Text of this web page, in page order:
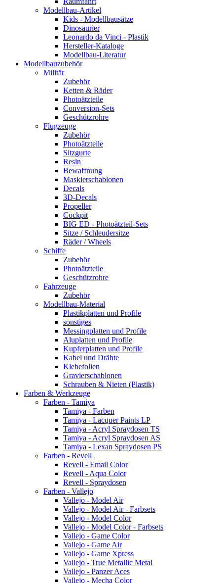
Modellbau-Artikel
Kids - Modellbausätze
Dinosaurier
Leonardo da Vinci - Plastik
Hersteller-Kataloge
Modellbau-Literatur
Modellbauzubehör
Militär
Zubehör
Ketten & Räder
Photoätzteile
Conversion-Sets
Geschützrohre
Flugzeuge
Zubehör
Photoätzteile
Sitzgurte
Resin
Bewaffnung
Maskierschablonen
Decals
3D-Decals
Propeller
Cockpit
BIG ED - Photoätzteil-Sets
Sitze / Schleudersitze
Räder / Wheels
Schiffe
Zubehör
Photoätzteile
Geschützrohre
Fahrzeuge
Zubehör
Modellbau-Material
Plastikplatten und Profile
sonstiges
Messingplatten und Profile
Aluplatten und Profile
Kupferplatten und Profile
Kabel und Drähte
Klebefolien
Gravierschablonen
Schrauben & Nieten (Plastik)
Farben & Werkzeuge
Farben - Tamiya
Tamiya - Farben
Tamiya - Lacquer Paints LP
Tamiya - Acryl Spraydosen TS
Tamiya - Acryl Spraydosen AS
Tamiya - Lexan Spraydosen PS
Farben - Revell
Revell - Email Color
Revell - Aqua Color
Revell - Spraydosen
Farben - Vallejo
Vallejo - Model Air
Vallejo - Model Air - Farbsets
Vallejo - Model Color
Vallejo - Model Color - Farbsets
Vallejo - Game Color
Vallejo - Game Air
Vallejo - Game Xpress
Vallejo - True Metallic Metal
Vallejo - Panzer Aces
Vallejo - Mecha Color